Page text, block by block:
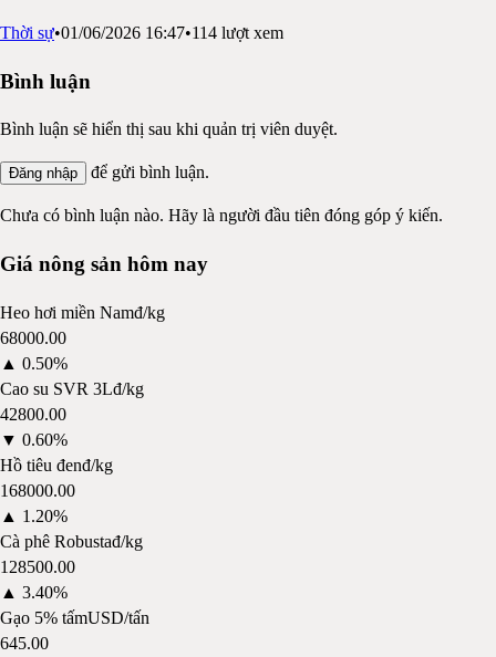
Thời sự•01/06/2026 16:47•114 lượt xem
Bình luận
Bình luận sẽ hiển thị sau khi quản trị viên duyệt.
Đăng nhập để gửi bình luận.
Chưa có bình luận nào. Hãy là người đầu tiên đóng góp ý kiến.
Giá nông sản hôm nay
Heo hơi miền Namđ/kg
68000.00
▲ 0.50%
Cao su SVR 3Lđ/kg
42800.00
▼ 0.60%
Hồ tiêu đenđ/kg
168000.00
▲ 1.20%
Cà phê Robustađ/kg
128500.00
▲ 3.40%
Gạo 5% tấmUSD/tấn
645.00